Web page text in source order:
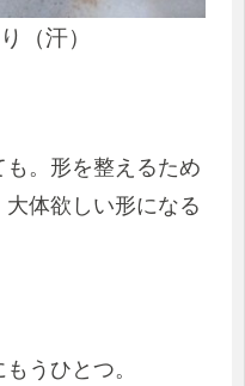
（汗）
。形を整えるため
体欲しい形になる
うひとつ。